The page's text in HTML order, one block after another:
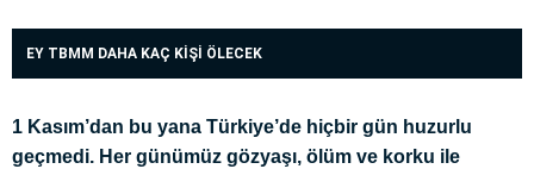
EY TBMM DAHA KAÇ KİŞİ ÖLECEK
1 Kasım’dan bu yana Türkiye’de hiçbir gün huzurlu
geçmedi. Her günümüz gözyaşı, ölüm ve korku ile